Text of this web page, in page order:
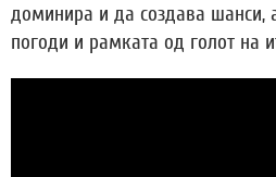
доминира и да создава шанси,
погоди и рамката од голот на